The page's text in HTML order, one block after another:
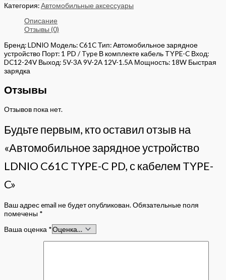
Категория:Автомобильные аксессуары
Описание
Отзывы (0)
Бренд: LDNIO Модель: C61C Тип: Автомобильное зарядное
устройство Порт: 1 PD / Type В комплекте кабель TYPE-C Вход:
DC12-24V Выход: 5V-3A 9V-2A 12V-1.5A Мощность: 18W Быстрая
зарядка
Отзывы
Отзывов пока нет.
Будьте первым, кто оставил отзыв на
«Автомобильное зарядное устройство
LDNIO C61C TYPE-C PD, с кабелем TYPE-
C»
Ваш адрес email не будет опубликован.Обязательные поля
помечены *
Ваша оценка *